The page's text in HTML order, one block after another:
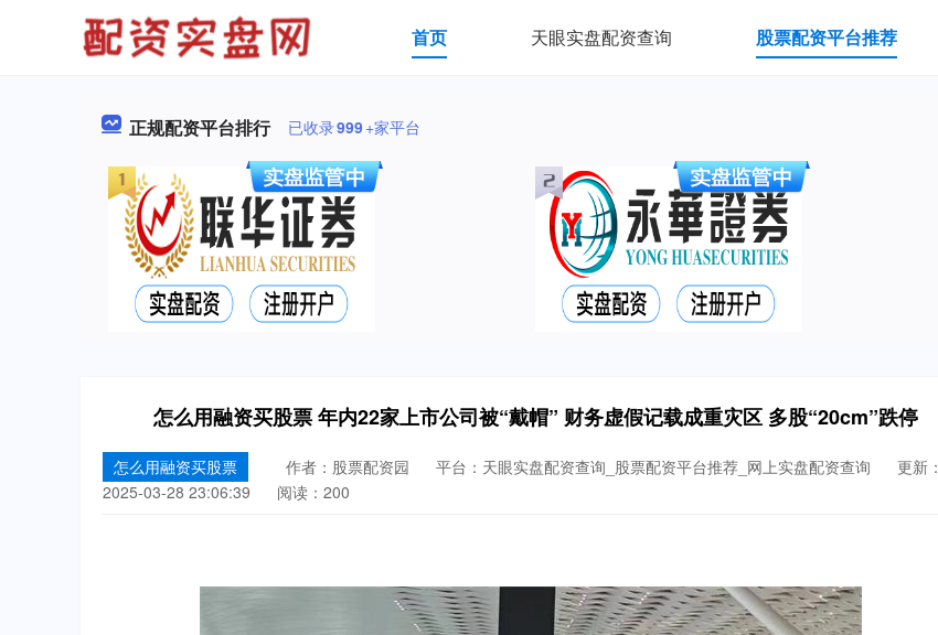
首页 天眼实盘配资查询 股票配资平台推荐
正规配资平台排行 已收录999+家平台
怎么用融资买股票 年内22家上市公司被“戴帽” 财务虚假记载成重灾区 多股“20cm”跌停
怎么用融资买股票 作者：股票配资园 平台：天眼实盘配资查询_股票配资平台推荐_网上实盘配资查询
更新：
2025-03-28 23:06:39
阅读：200